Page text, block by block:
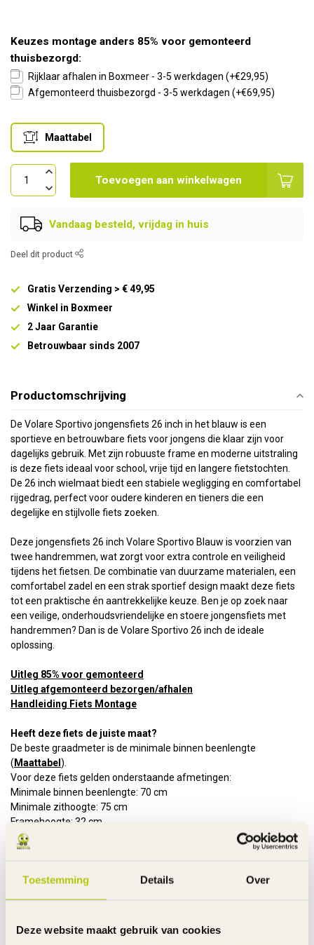
Toestemming Details Over
Deze website maakt gebruik van cookies
Keuzes montage anders 85% voor gemonteerd
thuisbezorgd:
Rijklaar afhalen in Boxmeer - 3-5 werkdagen (+€29,95)
Afgemonteerd thuisbezorgd - 3-5 werkdagen (+€69,95)
Maattabel
Toevoegen aan winkelwagen
Vandaag besteld, vrijdag in huis
Deel dit product
Gratis Verzending > € 49,95
Winkel in Boxmeer
2 Jaar Garantie
Betrouwbaar sinds 2007
Productomschrijving
De Volare Sportivo jongensfiets 26 inch in het blauw is een
sportieve en betrouwbare fiets voor jongens die klaar zijn voor
dagelijks gebruik. Met zijn robuuste frame en moderne uitstraling
is deze fiets ideaal voor school, vrije tijd en langere fietstochten.
De 26 inch wielmaat biedt een stabiele wegligging en comfortabel
rijgedrag, perfect voor oudere kinderen en tieners die een
degelijke en stijlvolle fiets zoeken.
Deze jongensfiets 26 inch Volare Sportivo Blauw is voorzien van
twee handremmen, wat zorgt voor extra controle en veiligheid
tijdens het fietsen. De combinatie van duurzame materialen, een
comfortabel zadel en een strak sportief design maakt deze fiets
tot een praktische én aantrekkelijke keuze. Ben je op zoek naar
een veilige, onderhoudsvriendelijke en stoere jongensfiets met
handremmen? Dan is de Volare Sportivo 26 inch de ideale
oplossing.
Uitleg 85% voor gemonteerd
Uitleg afgemonteerd bezorgen/afhalen
Handleiding Fiets Montage
Heeft deze fiets de juiste maat?
De beste graadmeter is de minimale binnen beenlengte
( Maattabel ).
Voor deze fiets gelden onderstaande afmetingen:
Minimale binnen beenlengte: 70 cm
Minimale zithoogte: 75 cm
Framehoogte: 32 cm
Leeftijd 9 - 12 jaar
Maximale belasting: 80 kg
Kenmerken:
Handvatten
Slijtvast rubber